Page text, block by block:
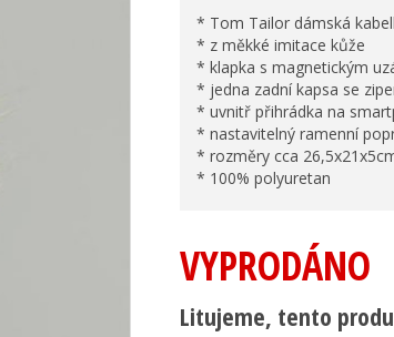
* Tom Tailor dámská
* z měkké imitace kůže
* klapka s magnetickým
* jedna zadní kapsa se
* uvnitř přihrádka na
* nastavitelný ramenní
* rozměry cca
* 100% polyuretan
VYPRODÁNO
Litujeme, tento